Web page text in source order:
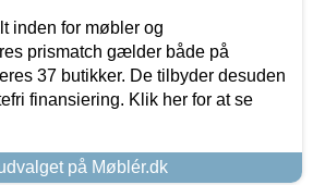
inden for møbler og
prismatch gælder både på
37 butikker. De tilbyder desuden
finansiering. Klik her for at se
på Møblér.dk